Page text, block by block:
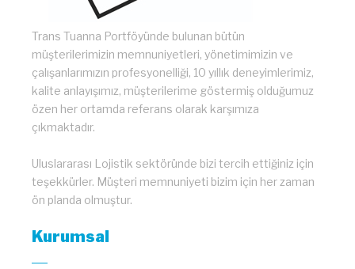
Trans Tuanna Portföyünde bulunan bütün
müşterilerimizin memnuniyetleri, yönetimimizin ve
çalışanlarımızın profesyonelliği, 10 yıllık deneyimlerimiz,
kalite anlayışımız, müşterilerime göstermiş olduğumuz
özen her ortamda referans olarak karşımıza
çıkmaktadır.
Uluslararası Lojistik sektöründe bizi tercih ettiğiniz için
teşekkürler. Müşteri memnuniyeti bizim için her zaman
ön planda olmuştur.
Kurumsal